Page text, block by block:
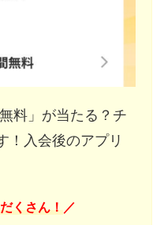
料」が当たる？チ
！入会後のアプリ
くさん！ ／